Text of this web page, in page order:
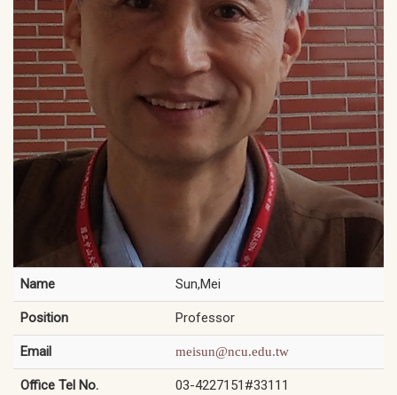
Name Sun,Mei
Position Professor
Email meisun@ncu.edu.tw
Office Tel No. 03-4227151#33111